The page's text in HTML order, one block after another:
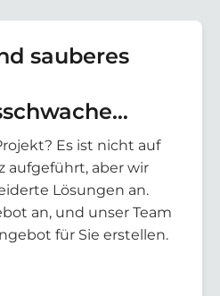
sauberes
–
VPA1
Es ist nicht auf
aufgeführt, aber wir
Lösungen an.
an, und unser Team
für Sie erstellen.